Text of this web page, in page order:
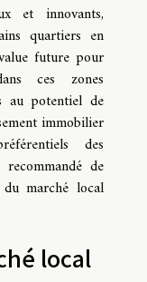
et innovants,
quartiers en
future pour
ces zones
au potentiel de
immobilier
des
de
marché local
local